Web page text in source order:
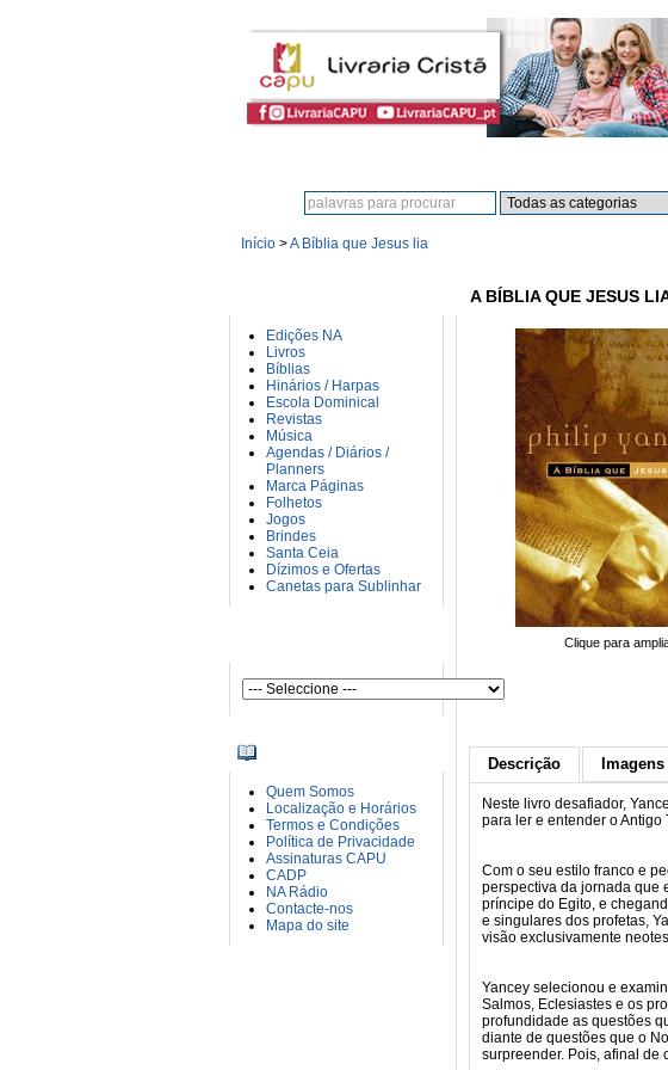
Início >A Bíblia que Jesus lia
Edições NA
Livros
Bíblias
Hinários / Harpas
Escola Dominical
Revistas
Música
Agendas / Diários /
Planners
Marca Páginas
Folhetos
Jogos
Brindes
Santa Ceia
Dízimos e Ofertas
Canetas para Sublinhar
Quem Somos
Localização e Horários
Termos e Condições
Política de Privacidade
Assinaturas CAPU
CADP
NA Rádio
Contacte-nos
Mapa do site
A BÍBLIA QUE JESUS
Clique para
Descrição
Neste livro desafiador,
para ler e entender o Antigo
Com o seu estilo franco e
perspectiva da jornada que
príncipe do Egito, e
e singulares dos profetas,
visão exclusivamente
Yancey selecionou e
Salmos, Eclesiastes e os
profundidade as questões
diante de questões que o
surpreender. Pois, afinal de